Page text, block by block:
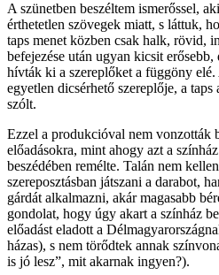
A szünetben beszéltem ismerőssel,
érthetetlen szövegek miatt, s láttuk,
taps menet közben csak halk, rövid,
befejezése után ugyan kicsit
hívták ki a szereplőket a függöny
egyetlen dicsérhető szereplője, a
szólt.
Ezzel a produkcióval nem vonzották
előadásokra, mint ahogy azt a
beszédében remélte. Talán nem
szereposztásban játszani a darabot,
gárdát alkalmazni, akár magasabb
gondolat, hogy úgy akart a színház
előadást eladott a
házas), s nem törődtek annak
is jó lesz”, mit akarnak ingyen?).